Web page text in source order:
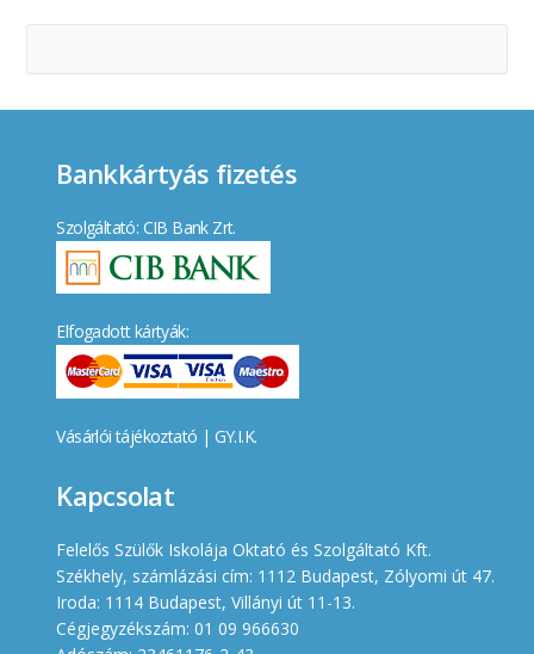
Bankkártyás fizetés
Szolgáltató: CIB Bank Zrt.
Elfogadott kártyák:
Vásárlói tájékoztató | GY.I.K.
Kapcsolat
Felelős Szülők Iskolája Oktató és Szolgáltató Kft.
Székhely, számlázási cím: 1112 Budapest, Zólyomi út 47.
Iroda: 1114 Budapest, Villányi út 11-13.
Cégjegyzékszám: 01 09 966630